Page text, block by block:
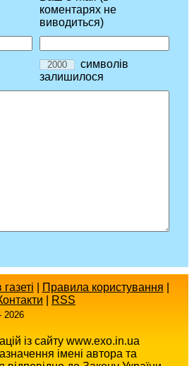
коментарях не
виводиться)
символів
залишилося
газеті Правила користування
RSS
2026
із сайту www.exo.in.ua
імені автора та